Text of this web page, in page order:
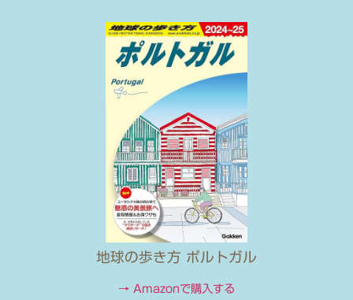
地球の歩き方 ポルトガル
→ Amazonで購入する